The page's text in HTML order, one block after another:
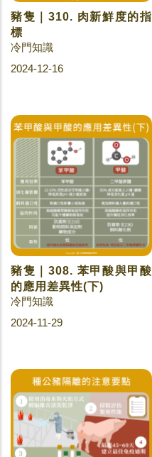
豬隻｜310. 肉新鮮度的指
標
冷門知識
2024-12-16
豬隻｜308. 苯甲酸與甲酸
的應用差異性(下)
冷門知識
2024-11-29